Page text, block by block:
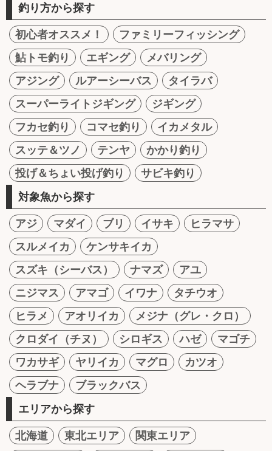
釣り方から探す
初心者オススメ！
ファミリーフィッシング
鮎トモ釣り
エギング
メバリング
アジング
ルアーシーバス
タイラバ
スーパーライトジギング
ジギング
フカセ釣り
コマセ釣り
イカメタル
スッテ＆ツノ
テンヤ
かかり釣り
投げ＆ちょい投げ釣り
サビキ釣り
対象魚から探す
アジ マダイ ブリ イサキ
ヒラマサ
スルメイカ
ケンサキイカ
スズキ（シーバス）
ナマズ
アユ
ニジマス
アマゴ イワナ
タチウオ
ヒラメ
アオリイカ
メジナ（グレ・クロ）
クロダイ（チヌ）
シロギス ハゼ
マゴチ
ワカサギ
ヤリイカ マグロ
カツオ
ヘラブナ
ブラックバス
エリアから探す
北海道 東北エリア
関東エリア